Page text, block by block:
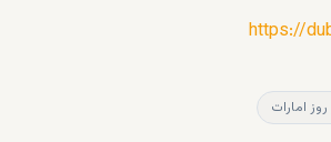
https://
روز امارات